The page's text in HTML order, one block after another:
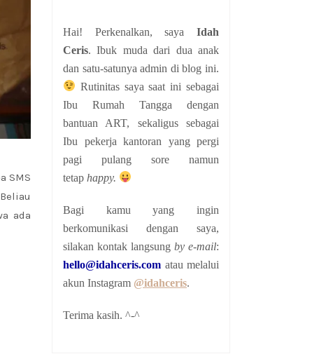
SMS
ada
Hai! Perkenalkan, saya Idah
Ceris. Ibuk muda dari dua anak
dan satu-satunya admin di blog ini.
Rutinitas saya saat ini sebagai
Ibu Rumah Tangga dengan
bantuan ART, sekaligus sebagai
Ibu pekerja kantoran yang pergi
pagi pulang sore namun
tetap happy.
Bagi kamu yang ingin
berkomunikasi dengan saya,
silakan kontak langsung by e-mail:
hello@idahceris.com atau melalui
akun Instagram @idahceris.
Terima kasih. ^-^